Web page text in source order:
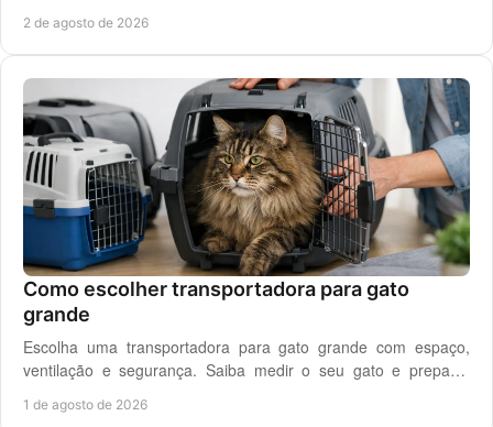
2 de agosto de 2026
Como escolher transportadora para gato
grande
Escolha uma transportadora para gato grande com espaço,
ventilação e segurança. Saiba medir o seu gato e preparar
1 de agosto de 2026